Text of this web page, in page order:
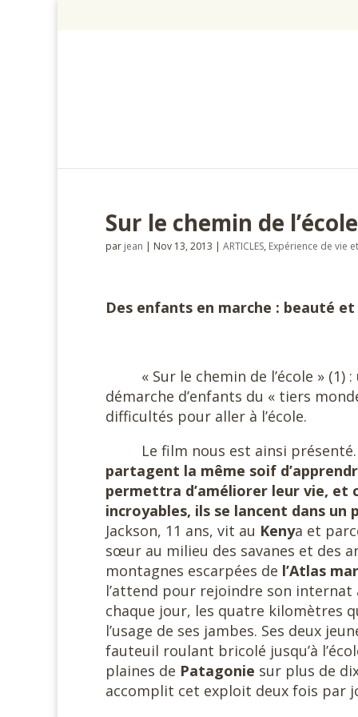
Sur le chemin de l’école
par jean | Nov 13, 2013 | ARTICLES, Expérience de vie
Des enfants en marche : beauté et
« Sur le chemin de l’école »
démarche d’enfants du « tiers
difficultés pour aller à l’école.
Le film nous est ainsi
partagent la même soif
permettra d’améliorer leur vie, et
incroyables, ils se lancent dans
Jackson, 11 ans, vit au Kenya et
sœur au milieu des savanes et des
montagnes escarpées de l’Atlas
l’attend pour rejoindre son internat
chaque jour, les quatre kilomètres
l’usage de ses jambes. Ses deux
fauteuil roulant bricolé jusqu’à
plaines de Patagonie sur plus de
accomplit cet exploit deux fois par